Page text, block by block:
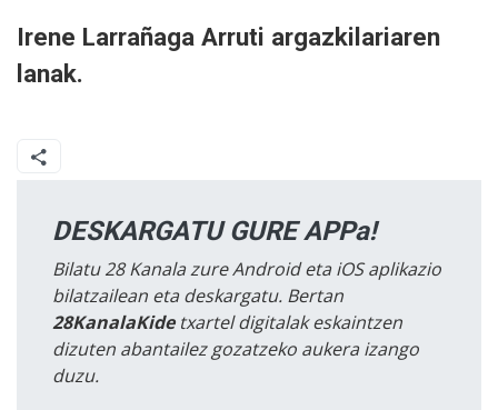
Irene Larrañaga Arruti argazkilariaren
lanak.
DESKARGATU GURE APPa!
Bilatu 28 Kanala zure Android eta iOS aplikazio
bilatzailean eta deskargatu. Bertan
28KanalaKidetxartel digitalak eskaintzen
dizuten abantailez gozatzeko aukera izango
duzu.